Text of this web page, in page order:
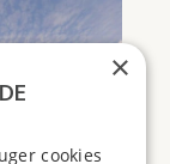
×
cookies